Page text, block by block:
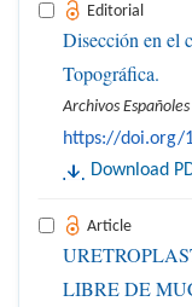
Editorial
Disección en el
Topográfica.
Archivos
https://doi.org/
Download
Article
LIBRE DE